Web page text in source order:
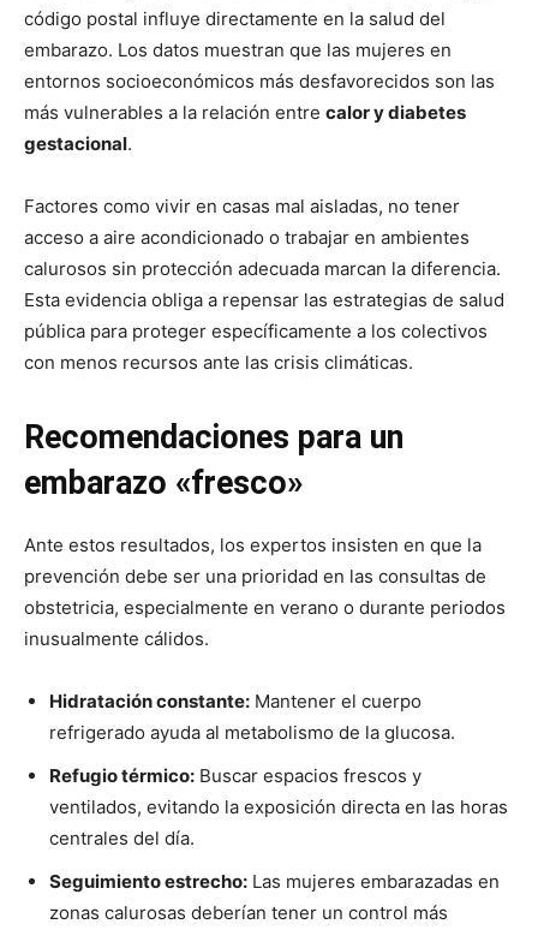
código postal influye directamente en la salud del
embarazo. Los datos muestran que las mujeres en
entornos socioeconómicos más desfavorecidos son las
más vulnerables a la relación entre calor y diabetes
gestacional.
Factores como vivir en casas mal aisladas, no tener
acceso a aire acondicionado o trabajar en ambientes
calurosos sin protección adecuada marcan la diferencia.
Esta evidencia obliga a repensar las estrategias de salud
pública para proteger específicamente a los colectivos
con menos recursos ante las crisis climáticas.
Recomendaciones para un
embarazo «fresco»
Ante estos resultados, los expertos insisten en que la
prevención debe ser una prioridad en las consultas de
obstetricia, especialmente en verano o durante periodos
inusualmente cálidos.
Hidratación constante: Mantener el cuerpo
refrigerado ayuda al metabolismo de la glucosa.
Refugio térmico: Buscar espacios frescos y
ventilados, evitando la exposición directa en las horas
centrales del día.
Seguimiento estrecho: Las mujeres embarazadas en
zonas calurosas deberían tener un control más